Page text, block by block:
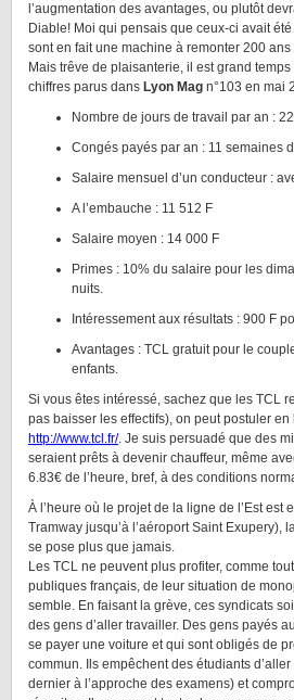
l’augmentation des avantages, ou plutôt
Diable! Moi qui pensais que ceux-ci avait
sont en fait une machine à remonter 200
Mais trêve de plaisanterie, il est grand
chiffres parus dans Lyon Mag n°103 en mai
Nombre de jours de travail par an :
Congés payés par an : 11 semaines
Salaire mensuel d’un conducteur :
A l’embauche : 11 512 F
Salaire moyen : 14 000 F
Primes : 10% du salaire pour les
nuits.
Intéressement aux résultats : 900 F
Avantages : TCL gratuit pour le
enfants.
Si vous êtes intéressé, sachez que les TCL
pas baisser les effectifs), on peut postuler en
http://www.tcl.fr/. Je suis persuadé que des
seraient prêts à devenir chauffeur, même
6.83€ de l’heure, bref, à des conditions
À l’heure où le projet de la ligne de l’Est est
Tramway jusqu’à l’aéroport Saint Exupery),
se pose plus que jamais.
Les TCL ne peuvent plus profiter, comme
publiques français, de leur situation de
semble. En faisant la grève, ces syndicats
des gens d’aller travailler. Des gens payés
se payer une voiture et qui sont obligés de
commun. Ils empêchent des étudiants
dernier à l’approche des examens) et